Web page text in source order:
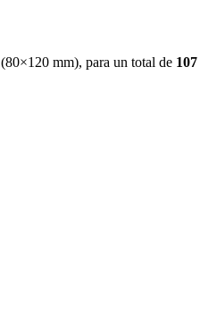
(80×120 mm), para un total de 107